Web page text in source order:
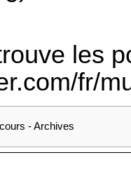
les
fr/
- Archives